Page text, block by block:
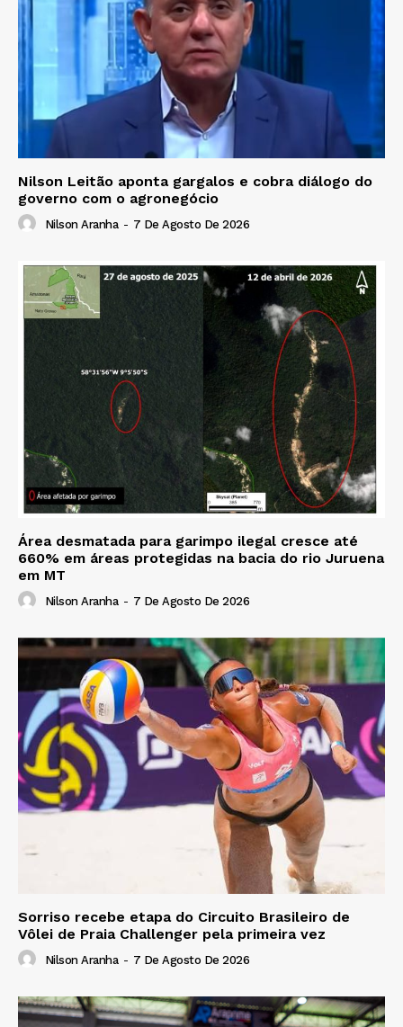
Nilson Leitão aponta gargalos e cobra diálogo do
governo com o agronegócio
Nilson Aranha - 7 De Agosto De 2026
Área desmatada para garimpo ilegal cresce até
660% em áreas protegidas na bacia do rio Juruena
em MT
Nilson Aranha - 7 De Agosto De 2026
Sorriso recebe etapa do Circuito Brasileiro de
Vôlei de Praia Challenger pela primeira vez
Nilson Aranha - 7 De Agosto De 2026